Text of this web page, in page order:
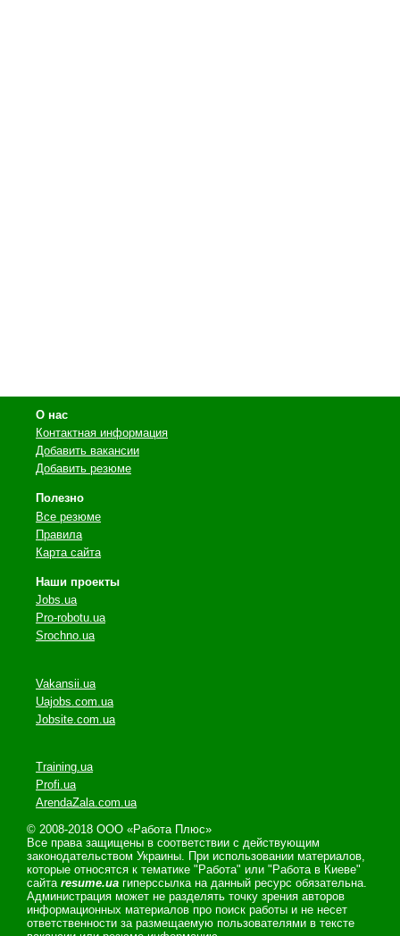
О нас
Контактная информация
Добавить вакансии
Добавить резюме
Полезно
Все резюме
Правила
Карта сайта
Наши проекты
Jobs.ua
Pro-robotu.ua
Srochno.ua
Vakansii.ua
Uajobs.com.ua
Jobsite.com.ua
Training.ua
Profi.ua
ArendaZala.com.ua
© 2008-2018 ООО «Работа Плюс»
Все права защищены в соответствии с действующим
законодательством Украины. При использовании материалов,
которые относятся к тематике "Работа" или "Работа в Киеве"
сайта resume.ua гиперссылка на данный ресурс обязательна.
Администрация может не разделять точку зрения авторов
информационных материалов про поиск работы и не несет
ответственности за размещаемую пользователями в тексте